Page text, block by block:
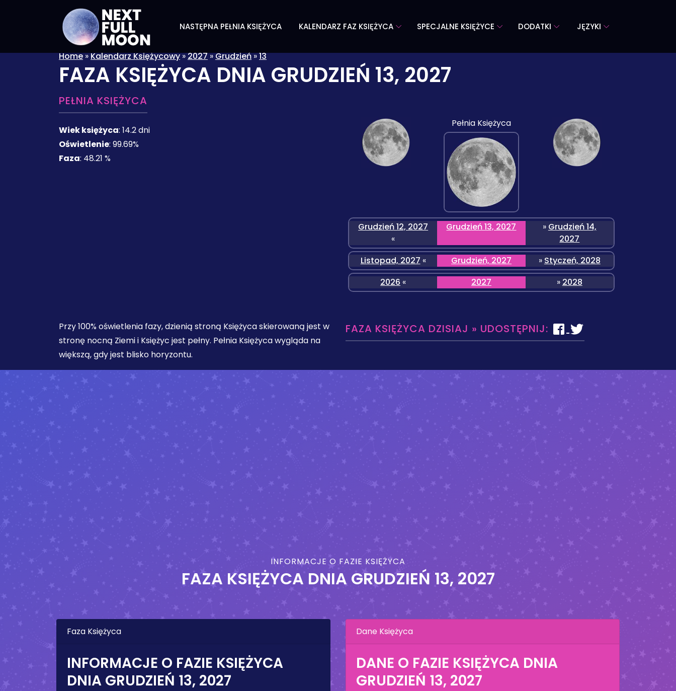
NASTĘPNA PEŁNIA KSIĘŻYCA KALENDARZ FAZ KSIĘŻYCA SPECJALNE KSIĘŻYCE DODATKI JĘZYKI
Home»Kalendarz Księżycowy»2027»Grudzień»13
FAZA KSIĘŻYCA DNIA GRUDZIEŃ 13, 2027
PEŁNIA KSIĘŻYCA
Wiek księżyca: 14.2 dni
Oświetlenie: 99.69%
Faza: 48.21 %
Pełnia Księżyca
Grudzień 12, 2027
«
Grudzień 13, 2027 » Grudzień 14,
2027
Listopad, 2027 « Grudzień, 2027 » Styczeń, 2028
2026 « 2027 » 2028
Przy 100% oświetlenia fazy, dzienią stroną Księżyca skierowaną jest w
stronę nocną Ziemi i Księżyc jest pełny. Pełnia Księżyca wygląda na
większą, gdy jest blisko horyzontu.
FAZA KSIĘŻYCA DZISIAJ » UDOSTĘPNIJ:
INFORMACJE O FAZIE KSIĘŻYCA
FAZA KSIĘŻYCA DNIA GRUDZIEŃ 13, 2027
Faza Księżyca
INFORMACJE O FAZIE KSIĘŻYCA
DNIA GRUDZIEŃ 13, 2027
Dane Księżyca
DANE O FAZIE KSIĘŻYCA DNIA
GRUDZIEŃ 13, 2027